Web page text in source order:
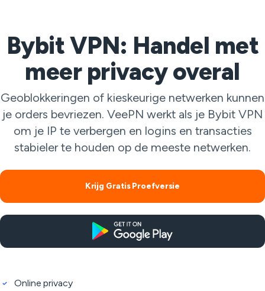
Bybit VPN: Handel met
meer privacy overal
Geoblokkeringen of kieskeurige netwerken kunnen
je orders bevriezen. VeePN werkt als je Bybit VPN
om je IP te verbergen en logins en transacties
stabieler te houden op de meeste netwerken.
Krijg Gratis Proefversie
Online privacy